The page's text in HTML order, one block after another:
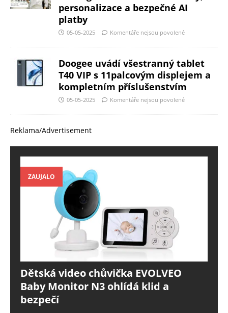
personalizace a bezpečné AI
platby
05-05-2025 Komentáře nejsou povolené
Doogee uvádí všestranný tablet
T40 VIP s 11palcovým displejem a
kompletním příslušenstvím
05-05-2025 Komentáře nejsou povolené
Reklama/Advertisement
ZAUJALO
Dětská video chůvička EVOLVEO
Baby Monitor N3 ohlídá klid a
bezpečí